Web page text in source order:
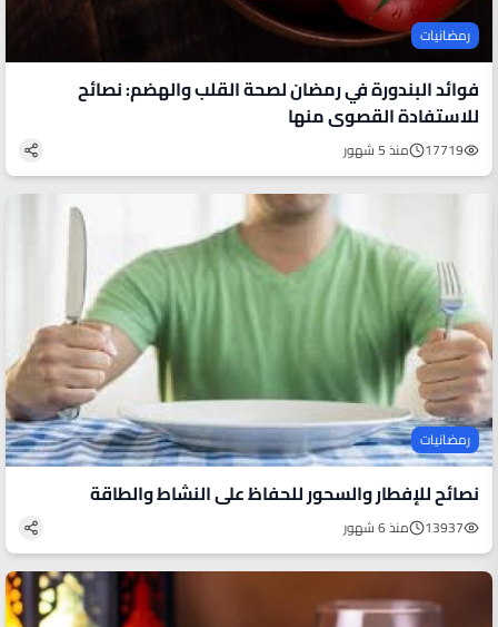
رمضانيات
فوائد البندورة في رمضان لصحة القلب والهضم: نصائح
للاستفادة القصوى منها
17719 منذ 5 شهور
رمضانيات
نصائح للإفطار والسحور للحفاظ على النشاط والطاقة
13937 منذ 6 شهور